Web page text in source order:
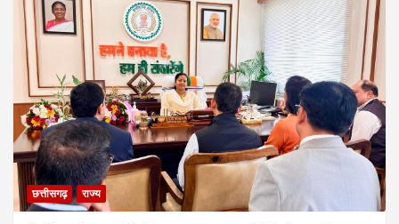
छत्तीसगढ़ राज्य